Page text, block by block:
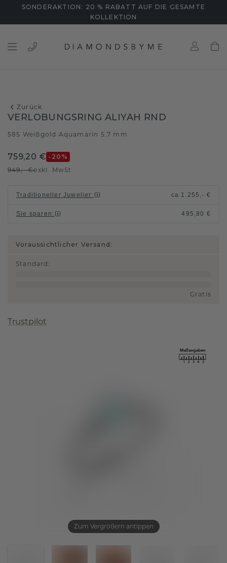
SONDERAKTION: 20 % RABATT AUF DIE GESAMTE
KOLLEKTION
Zurück
Zum Vergrößern antippen
VERLOBUNGSRING ALIYAH RND
585 Weißgold Aquamarin 5.7 mm
759,20 € -20 %
949,- €exkl. MwSt
Traditioneller Juwelier : ca. 1.255,- €
Sie sparen : 495,80 €
Voraussichtlicher Versand:
Standard :
Gratis
Trustpilot